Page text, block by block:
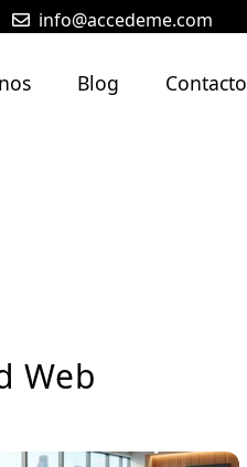
info@accedeme.com
Blog Contacto
Web